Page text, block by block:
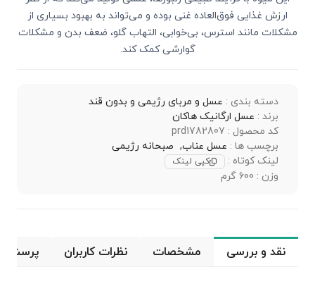
ارزش غذایی فوق‌العاده غنی بوده و می‌تواند به بهبود بسیاری از
مشکلات مانند استرس، بی‌خوابی، التهاب گلو، ضعف بدن و مشکلات
گوارشی کمک کند.
دسته بندی : عسل و مربای رژیمی و بدون قند
برند : عسل ارگانیک هاکان
کد محصول : prd1782807
برچسب ها : عسل عناب, صبحانه رژیمی
لینک کوتاه :
کپی لینک
وزن : 600 گرم
نقد و بررسی مشخصات نظرات کاربران پرسش